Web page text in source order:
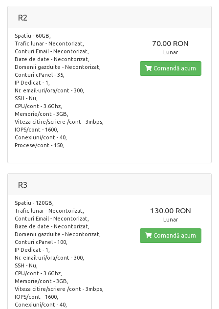
R2
Spatiu - 60GB,
Trafic lunar - Necontorizat,
Conturi Email - Necontorizat,
Baze de date - Necontorizat,
Domenii gazduite - Necontorizat,
Conturi cPanel - 35,
IP Dedicat - 1,
Nr. email-uri/ora/cont - 300,
SSH - Nu,
CPU/cont - 3.6Ghz,
Memorie/cont - 3GB,
Viteza citire/scriere /cont - 3mbps,
IOPS/cont - 1600,
Conexiuni/cont - 40,
Procese/cont - 150,
70.00 RON
Lunar
Comandă acum
R3
Spatiu - 120GB,
Trafic lunar - Necontorizat,
Conturi Email - Necontorizat,
Baze de date - Necontorizat,
Domenii gazduite - Necontorizat,
Conturi cPanel - 100,
IP Dedicat - 1,
Nr. email-uri/ora/cont - 300,
SSH - Nu,
CPU/cont - 3.6Ghz,
Memorie/cont - 3GB,
Viteza citire/scriere /cont - 3mbps,
IOPS/cont - 1600,
Conexiuni/cont - 40,
130.00 RON
Lunar
Comandă acum